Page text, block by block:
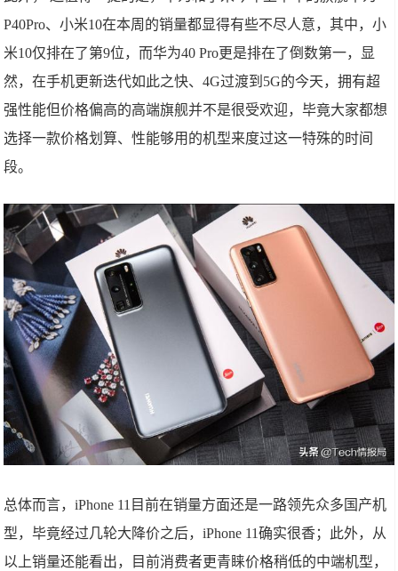
P40Pro、小米10在本周的销量都显得有些不尽人意，其中，小
米10仅排在了第9位，而华为40 Pro更是排在了倒数第一，显
然，在手机更新迭代如此之快、4G过渡到5G的今天，拥有超
强性能但价格偏高的高端旗舰并不是很受欢迎，毕竟大家都想
选择一款价格划算、性能够用的机型来度过这一特殊的时间
段。
总体而言，iPhone 11目前在销量方面还是一路领先众多国产机
型，毕竟经过几轮大降价之后，iPhone 11确实很香；此外，从
以上销量还能看出，目前消费者更青睐价格稍低的中端机型，